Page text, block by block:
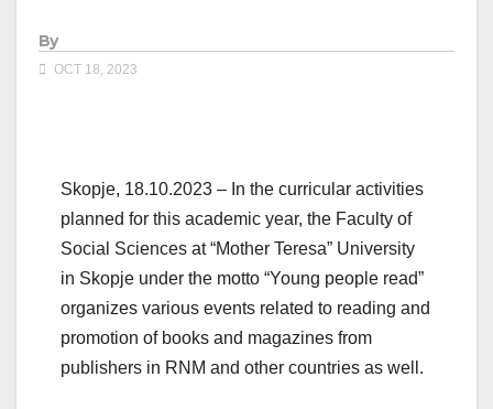
By
OCT 18, 2023
Skopje, 18.10.2023 – In the curricular activities
planned for this academic year, the Faculty of
Social Sciences at “Mother Teresa” University
in Skopje under the motto “Young people read”
organizes various events related to reading and
promotion of books and magazines from
publishers in RNM and other countries as well.